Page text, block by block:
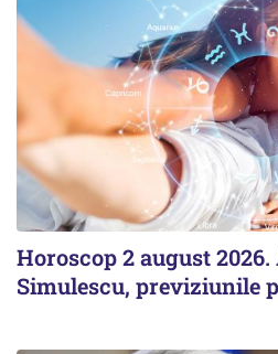
Horoscop 2 august
Simulescu, previziunile